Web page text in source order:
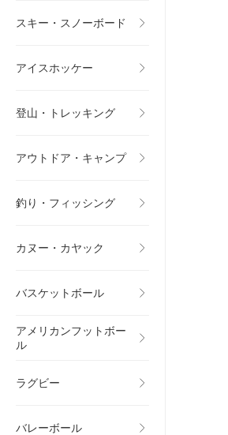
スキー・スノーボード
アイスホッケー
登山・トレッキング
アウトドア・キャンプ
釣り・フィッシング
カヌー・カヤック
バスケットボール
アメリカンフットボー
ル
ラグビー
バレーボール